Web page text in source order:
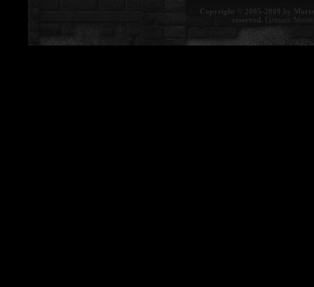
Copyright © 2005-2009 by
reserved. Contact: